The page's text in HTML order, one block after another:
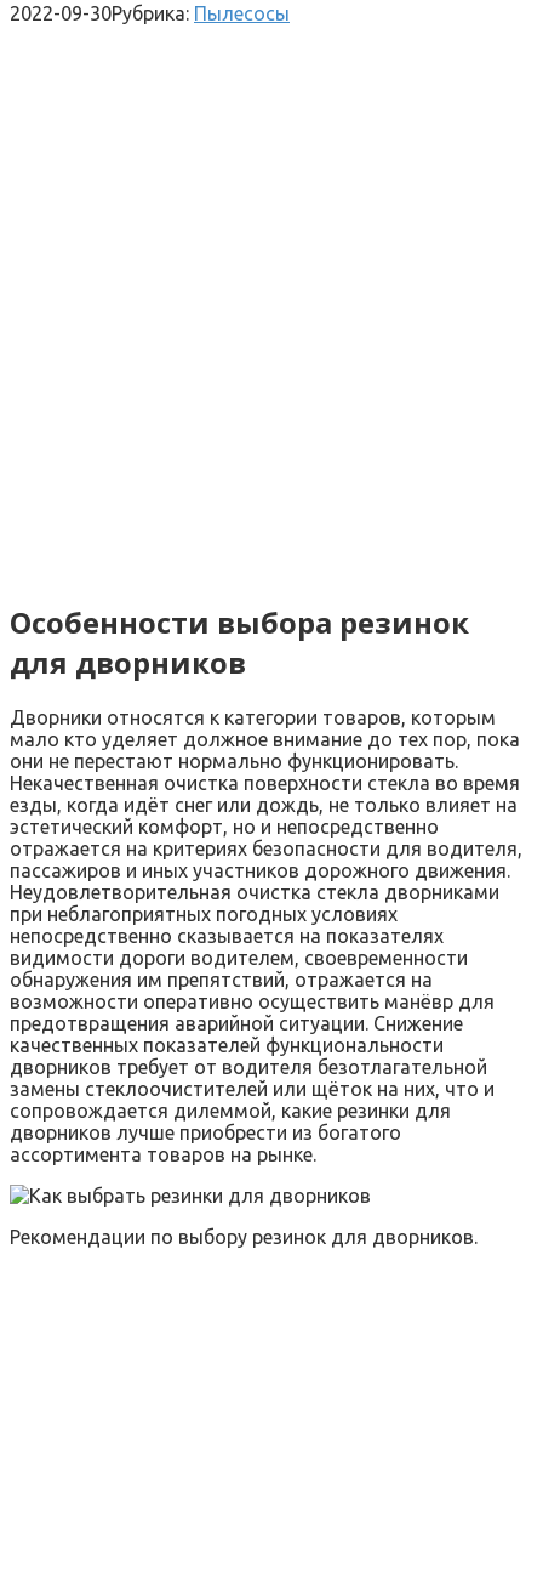
2022-09-30Рубрика: Пылесосы
Особенности выбора резинок
для дворников
Дворники относятся к категории товаров, которым
мало кто уделяет должное внимание до тех пор, пока
они не перестают нормально функционировать.
Некачественная очистка поверхности стекла во время
езды, когда идёт снег или дождь, не только влияет на
эстетический комфорт, но и непосредственно
отражается на критериях безопасности для водителя,
пассажиров и иных участников дорожного движения.
Неудовлетворительная очистка стекла дворниками
при неблагоприятных погодных условиях
непосредственно сказывается на показателях
видимости дороги водителем, своевременности
обнаружения им препятствий, отражается на
возможности оперативно осуществить манёвр для
предотвращения аварийной ситуации. Снижение
качественных показателей функциональности
дворников требует от водителя безотлагательной
замены стеклоочистителей или щёток на них, что и
сопровождается дилеммой, какие резинки для
дворников лучше приобрести из богатого
ассортимента товаров на рынке.
Рекомендации по выбору резинок для дворников.